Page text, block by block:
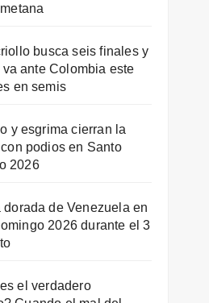
busca seis finales y
ante Colombia este
en semis
y esgrima cierran la
podios en Santo
2026
dorada de Venezuela en
2026 durante el 3
el verdadero